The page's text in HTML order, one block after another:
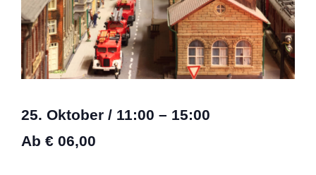
25. Oktober / 11:00 – 15:00
Ab € 06,00